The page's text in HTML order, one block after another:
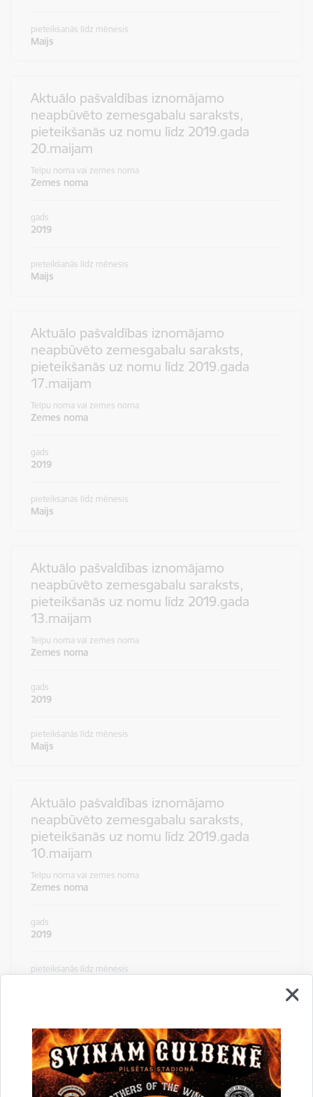
pieteikšanās līdz mēnesis
Maijs
Aktuālo pašvaldības iznomājamo
neapbūvēto zemesgabalu saraksts,
pieteikšanās uz nomu līdz 2019.gada
20.maijam
Telpu noma vai zemes noma
Zemes noma
gads
2019
pieteikšanās līdz mēnesis
Maijs
Aktuālo pašvaldības iznomājamo
neapbūvēto zemesgabalu saraksts,
pieteikšanās uz nomu līdz 2019.gada
17.maijam
Telpu noma vai zemes noma
Zemes noma
gads
2019
pieteikšanās līdz mēnesis
Maijs
Aktuālo pašvaldības iznomājamo
neapbūvēto zemesgabalu saraksts,
pieteikšanās uz nomu līdz 2019.gada
13.maijam
Telpu noma vai zemes noma
Zemes noma
gads
2019
pieteikšanās līdz mēnesis
Maijs
Aktuālo pašvaldības iznomājamo
neapbūvēto zemesgabalu saraksts,
pieteikšanās uz nomu līdz 2019.gada
10.maijam
Telpu noma vai zemes noma
Zemes noma
gads
2019
pieteikšanās līdz mēnesis
Aktuālo pašvaldības iznomājamo
neapbūvēto zemesgabalu saraksts,
pieteikšanās uz nomu līdz 2019.gada
7.maijam